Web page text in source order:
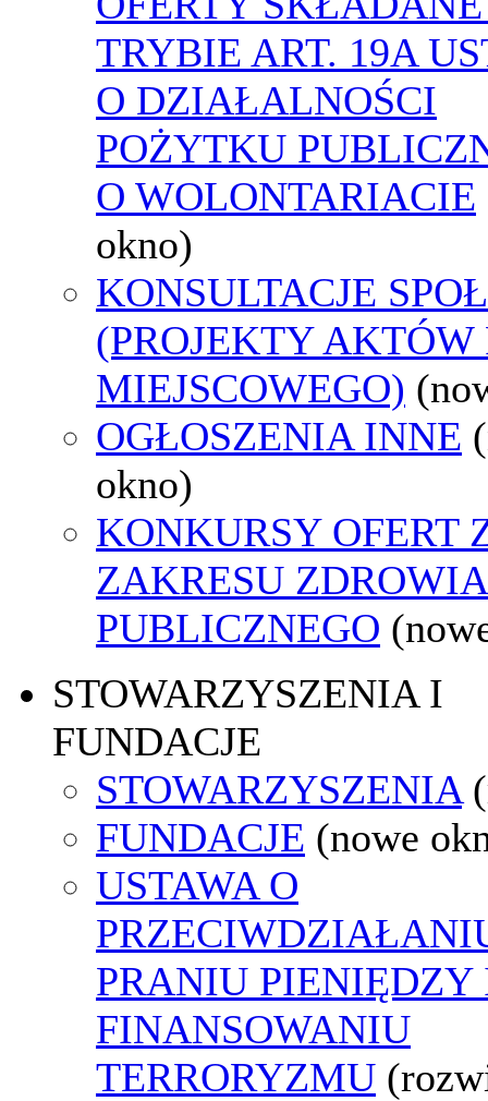
TRYBIE ART. 19A
O DZIAŁALNOŚCI
POŻYTKU
O WOLONTARIACIE
okno)
KONSULTACJE
(PROJEKTY AKTÓW
MIEJSCOWEGO)
OGŁOSZENIA INNE
okno)
KONKURSY OFERT
ZAKRESU ZDROWIA
PUBLICZNEGO
STOWARZYSZENIA I
FUNDACJE
STOWARZYSZENIA
FUNDACJE (nowe
USTAWA O
PRANIU PIENIĘDZY
FINANSOWANIU
TERRORYZMU